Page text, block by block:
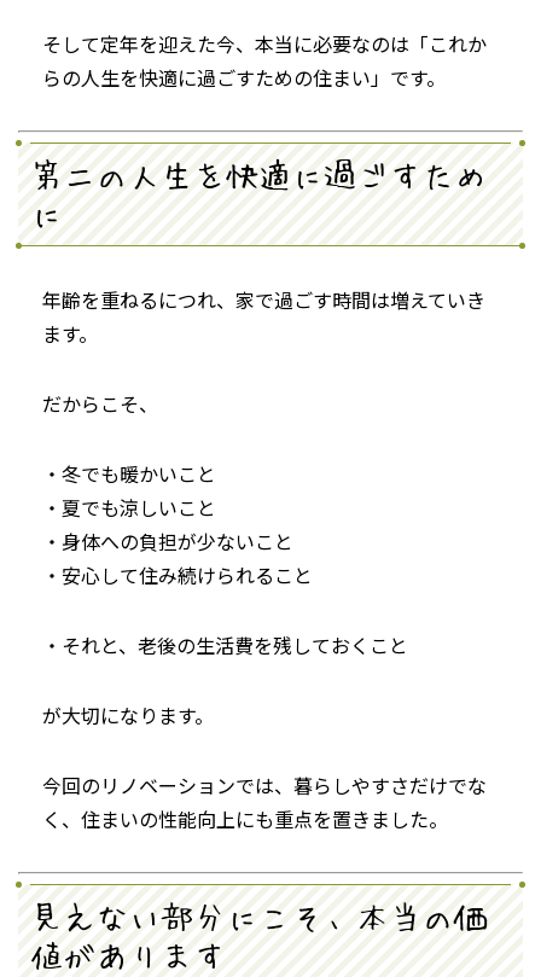
そして定年を迎えた今、本当に必要なのは「これか
らの人生を快適に過ごすための住まい」です。
第二の人生を快適に過ごすため
に
年齢を重ねるにつれ、家で過ごす時間は増えていき
ます。
だからこそ、
・冬でも暖かいこと
・夏でも涼しいこと
・身体への負担が少ないこと
・安心して住み続けられること
・それと、老後の生活費を残しておくこと
が大切になります。
今回のリノベーションでは、暮らしやすさだけでな
く、住まいの性能向上にも重点を置きました。
見えない部分にこそ、本当の価
値があります